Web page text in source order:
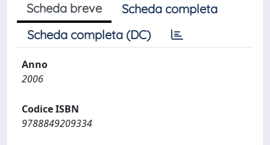
Scheda breve
Scheda completa
Scheda completa (DC)
Anno
2006
Codice ISBN
9788849209334